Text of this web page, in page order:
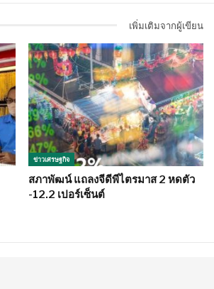
เพิ่มเติมจากผู้เขียน
ข่าวเศรษฐกิจ
สภาพัฒน์ แถลงจีดีพีไตรมาส 2 หดตัว
-12.2 เปอร์เซ็นต์